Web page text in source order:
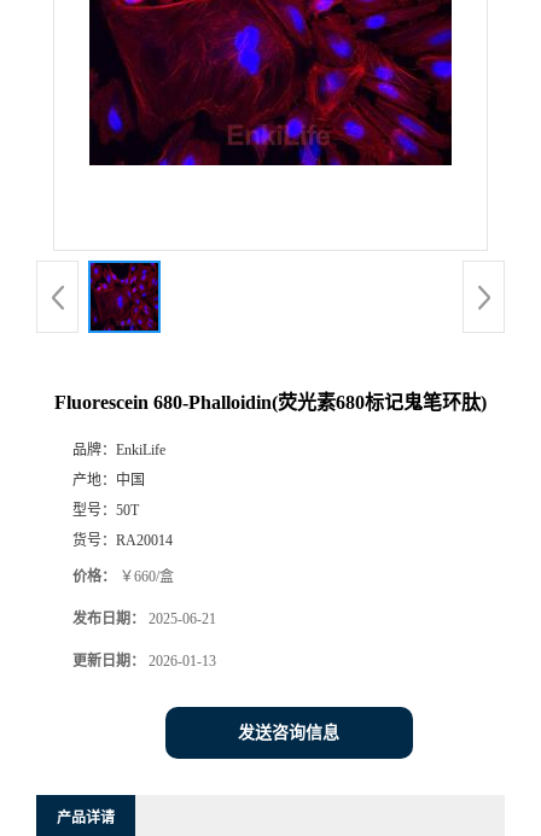
Fluorescein 680-Phalloidin(荧光素680标记鬼笔环肽)
品牌： EnkiLife
产地： 中国
型号： 50T
货号： RA20014
价格： ￥660/盒
发布日期： 2025-06-21
更新日期： 2026-01-13
发送咨询信息
产品详请